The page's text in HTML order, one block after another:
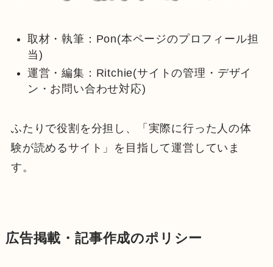
取材・執筆：Pon(本ページのプロフィール担
当)
運営・編集：Ritchie(サイトの管理・デザイ
ン・お問い合わせ対応)
ふたりで役割を分担し、「実際に行った人の体
験が読めるサイト」を目指して運営していま
す。
広告掲載・記事作成のポリシー